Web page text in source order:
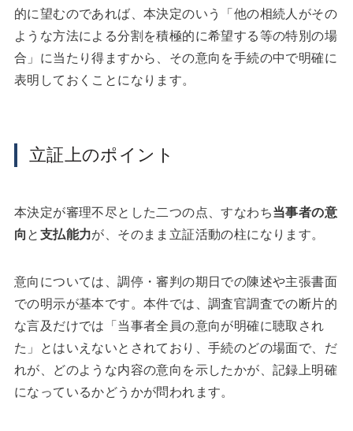
的に望むのであれば、本決定のいう「他の相続人がその
ような方法による分割を積極的に希望する等の特別の場
合」に当たり得ますから、その意向を手続の中で明確に
表明しておくことになります。
立証上のポイント
本決定が審理不尽とした二つの点、すなわち当事者の意
向 と 支払能力が、そのまま立証活動の柱になります。
意向については、調停・審判の期日での陳述や主張書面
での明示が基本です。本件では、調査官調査での断片的
な言及だけでは「当事者全員の意向が明確に聴取され
た」とはいえないとされており、手続のどの場面で、だ
れが、どのような内容の意向を示したかが、記録上明確
になっているかどうかが問われます。